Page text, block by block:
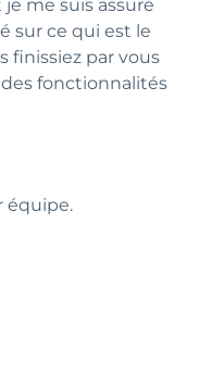
me suis assuré
sur ce qui est le
finissiez par vous
fonctionnalités
équipe.